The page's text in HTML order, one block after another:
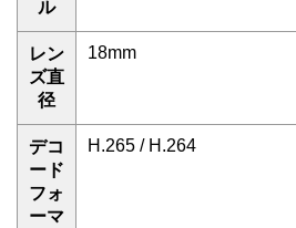
ル
レン
ズ直
径
18mm
デコ
ード
フォ
ーマ
H.265 / H.264